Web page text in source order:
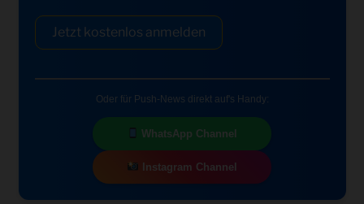
Jetzt kostenlos anmelden
Oder für Push-News direkt auf's Handy:
WhatsApp Channel
Instagram Channel